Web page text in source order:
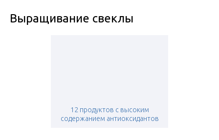
Выращивание свеклы
12 продуктов с высоким
содержанием антиоксидантов